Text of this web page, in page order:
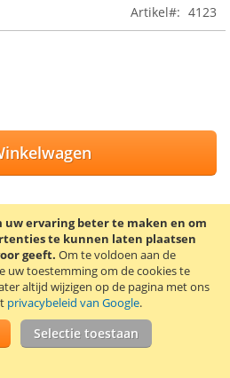
uw ervaring beter te maken en om
te kunnen laten plaatsen
geeft. Om te voldoen aan de
uw toestemming om de cookies te
altijd wijzigen op de pagina met ons
privacybeleid van Google.
Selectie toestaan
Artikel
4123
AAN VERLANGLIJST
OM TE VERGELIJKEN
glas voor de Sony Xperia Z5
wordt geleverd met 2
het scherm eerst